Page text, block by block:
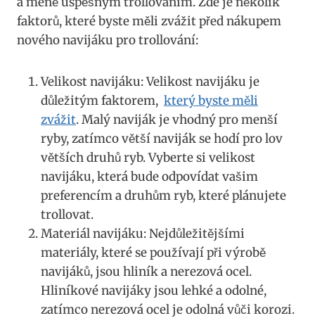
faktorů, které byste měli zvážit před nákupem
nového navijáku pro trollování:
Velikost navijáku: Velikost navijáku je
důležitým faktorem, ⁤ který byste ​měli
zvážit. Malý naviják je vhodný pro menší
ryby, zatímco větší naviják ⁤se⁢ hodí pro lov
větších druhů ryb. Vyberte ​si velikost
navijáku, která bude odpovídat vašim
preferencím a druhům ryb, které plánujete
trollovat.
Materiál navijáku: Nejdůležitějšími
materiály, ‍které se používají při výrobě
navijáků, jsou hliník a nerezová ocel.
Hliníkové navijáky jsou lehké a odolné,
zatímco nerezová ocel je odolná vůči korozi.